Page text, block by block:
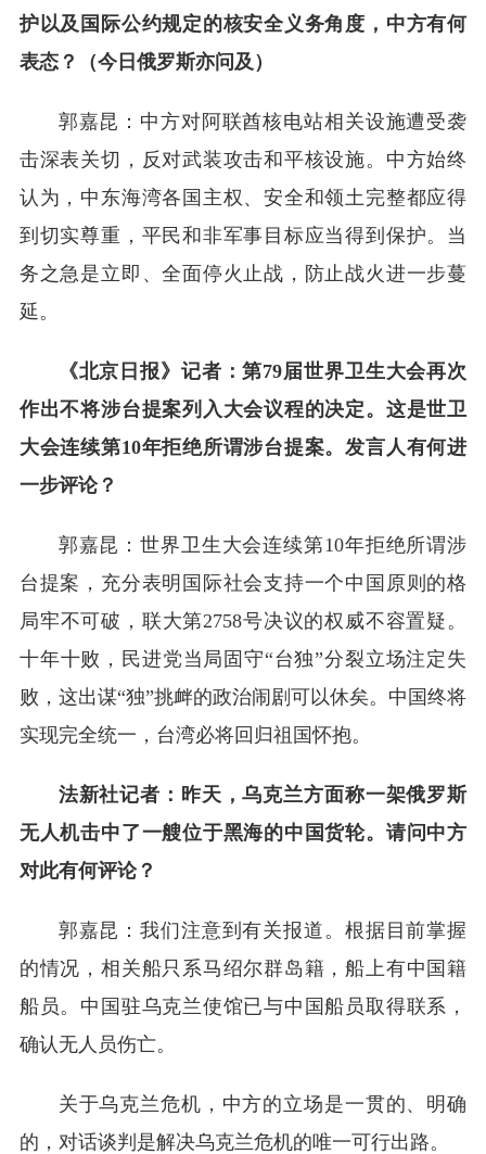
护以及国际公约规定的核安全义务角度，中方有何
表态？（今日俄罗斯亦问及）
郭嘉昆：中方对阿联酋核电站相关设施遭受袭
击深表关切，反对武装攻击和平核设施。中方始终
认为，中东海湾各国主权、安全和领土完整都应得
到切实尊重，平民和非军事目标应当得到保护。当
务之急是立即、全面停火止战，防止战火进一步蔓
延。
《北京日报》记者：第79届世界卫生大会再次
作出不将涉台提案列入大会议程的决定。这是世卫
大会连续第10年拒绝所谓涉台提案。发言人有何进
一步评论？
郭嘉昆：世界卫生大会连续第10年拒绝所谓涉
台提案，充分表明国际社会支持一个中国原则的格
局牢不可破，联大第2758号决议的权威不容置疑。
十年十败，民进党当局固守“台独”分裂立场注定失
败，这出谋“独”挑衅的政治闹剧可以休矣。中国终将
实现完全统一，台湾必将回归祖国怀抱。
法新社记者：昨天，乌克兰方面称一架俄罗斯
无人机击中了一艘位于黑海的中国货轮。请问中方
对此有何评论？
郭嘉昆：我们注意到有关报道。根据目前掌握
的情况，相关船只系马绍尔群岛籍，船上有中国籍
船员。中国驻乌克兰使馆已与中国船员取得联系，
确认无人员伤亡。
关于乌克兰危机，中方的立场是一贯的、明确
的，对话谈判是解决乌克兰危机的唯一可行出路。